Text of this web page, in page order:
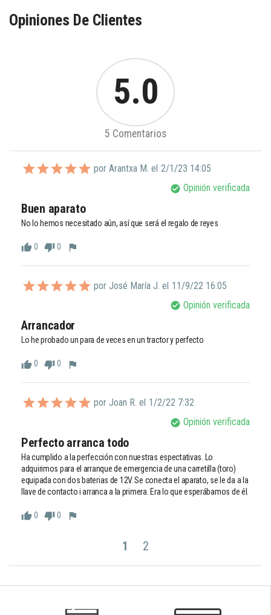
Opiniones De Clientes
5.0
5 Comentarios
por Arantxa M. el 2/1/23 14:05
check_circle Opinión verificada
Buen aparato
No lo hemos necesitado aún, así que será el regalo de reyes
thumb_up0 thumb_down0 flag
por José María J. el 11/9/22 16:05
check_circle Opinión verificada
Arrancador
Lo he probado un para de veces en un tractor y perfecto
thumb_up0 thumb_down0 flag
por Joan R. el 1/2/22 7:32
check_circle Opinión verificada
Perfecto arranca todo
Ha cumplido a la perfección con nuestras espectativas. Lo
adquirimos para el arranque de emergencia de una carretilla (toro)
equipada con dos baterias de 12V. Se conecta el aparato, se le da a la
thumb_up0 thumb_down0 flag
1 2